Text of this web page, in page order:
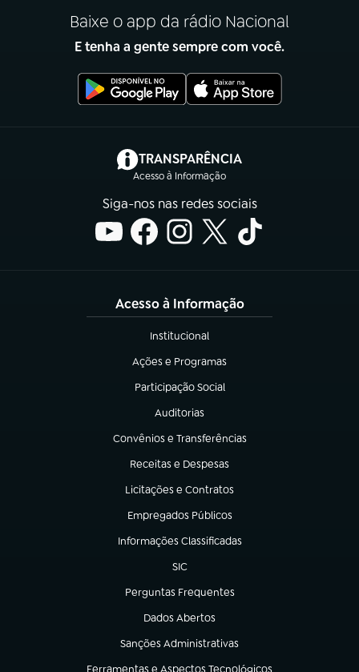
Baixe o app da rádio Nacional
E tenha a gente sempre com você.
TRANSPARÊNCIA
Acesso à Informação
(abre em nova aba)
Siga-nos nas redes sociais
Acesso à Informação
Institucional
(abre em nova aba)
Ações e Programas
(abre em nova aba)
Participação Social
(abre em nova aba)
Auditorias
(abre em nova aba)
Convênios e Transferências
(abre em nova aba)
Receitas e Despesas
(abre em nova aba)
Licitações e Contratos
(abre em nova aba)
Empregados Públicos
(abre em nova aba)
Informações Classificadas
(abre em nova aba)
SIC
(abre em nova aba)
Perguntas Frequentes
(abre em nova aba)
Dados Abertos
(abre em nova aba)
Sanções Administrativas
(abre em nova aba)